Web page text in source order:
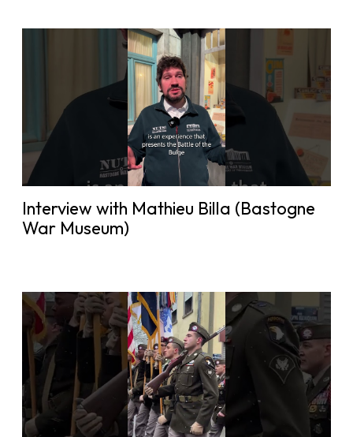
Interview with Mathieu Billa (Bastogne
War Museum)